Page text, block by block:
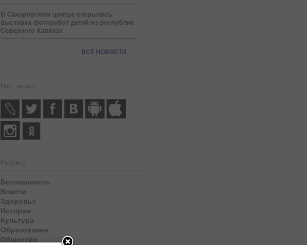
В Сахаровском центре открылась
выставка фоторабот детей из республик
Северного Кавказа
ВСЕ НОВОСТИ
Нас читают
Рубрики
Безопасность
Власти
Здоровье
История
Культура
Образование
Общество